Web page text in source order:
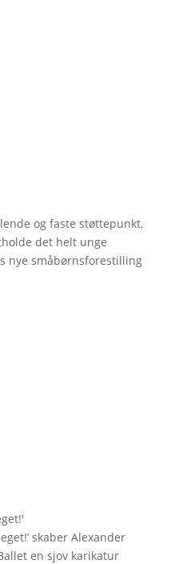
og faste støttepunkt,
det helt unge
nye småbørnsforestilling
'
skaber Alexander
en sjov karikatur